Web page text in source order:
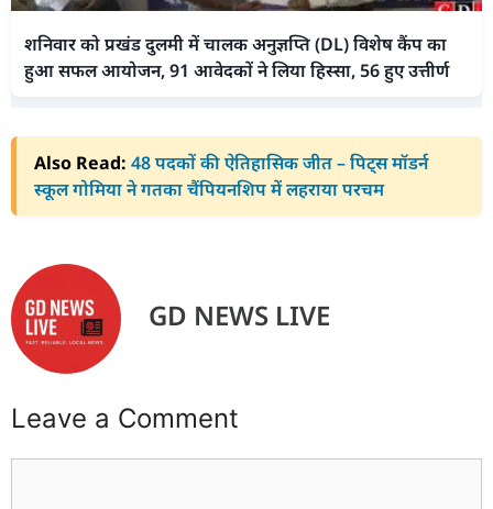
शनिवार को प्रखंड दुलमी में चालक अनुज्ञप्ति (DL) विशेष कैंप का
हुआ सफल आयोजन, 91 आवेदकों ने लिया हिस्सा, 56 हुए उत्तीर्ण
Also Read: 48 पदकों की ऐतिहासिक जीत – पिट्स मॉडर्न
स्कूल गोमिया ने गतका चैंपियनशिप में लहराया परचम
GD NEWS LIVE
Leave a Comment